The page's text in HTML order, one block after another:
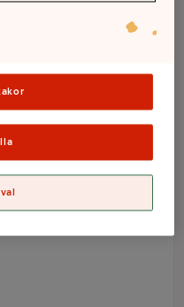
3st